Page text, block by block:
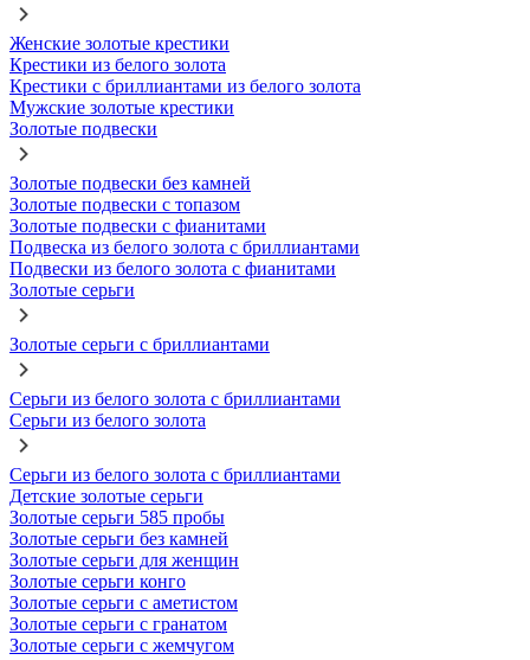
Женские золотые крестики
Крестики из белого золота
Крестики с бриллиантами из белого золота
Мужские золотые крестики
Золотые подвески
Золотые подвески без камней
Золотые подвески с топазом
Золотые подвески с фианитами
Подвеска из белого золота с бриллиантами
Подвески из белого золота с фианитами
Золотые серьги
Золотые серьги с бриллиантами
Серьги из белого золота с бриллиантами
Серьги из белого золота
Серьги из белого золота с бриллиантами
Детские золотые серьги
Золотые серьги 585 пробы
Золотые серьги без камней
Золотые серьги для женщин
Золотые серьги конго
Золотые серьги с аметистом
Золотые серьги с гранатом
Золотые серьги с жемчугом